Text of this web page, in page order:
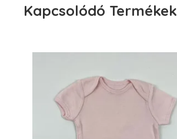
Kapcsolódó Termékek